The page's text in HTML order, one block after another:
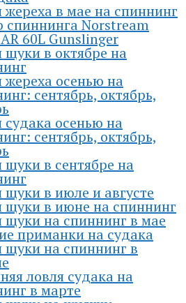
жереха в мае на спиннинг
спиннинга Norstream
60L Gunslinger
щуки в октябре на
жереха осенью на
сентябрь, октябрь,
судака осенью на
сентябрь, октябрь,
щуки в сентябре на
щуки в июле и августе
щуки в июне на спиннинг
щуки на спиннинг в мае
приманки на судака
щуки на спиннинг в
ловля судака на
в марте